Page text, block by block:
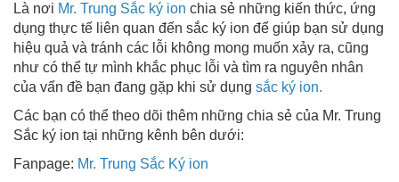
Là nơi Mr. Trung Sắc ký ion chia sẻ những kiến thức, ứng
dụng thực tế liên quan đến sắc ký ion để giúp bạn sử dụng
hiệu quả và tránh các lỗi không mong muốn xảy ra, cũng
như có thể tự mình khắc phục lỗi và tìm ra nguyên nhân
của vấn đề bạn đang gặp khi sử dụng sắc ký ion.
Các bạn có thể theo dõi thêm những chia sẻ của Mr. Trung
Sắc ký ion tại những kênh bên dưới:
Fanpage: Mr. Trung Sắc Ký ion